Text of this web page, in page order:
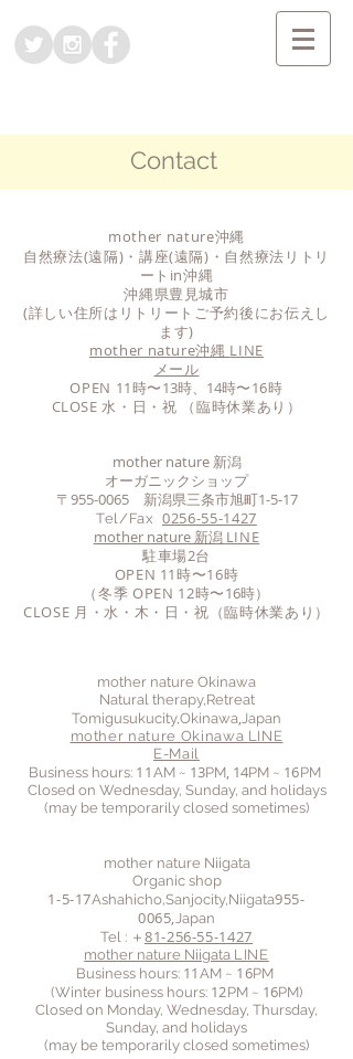
Contact
mother nature沖縄
自然療法(遠隔)・講座(遠隔)・自然療法リトリ
ートin沖縄
沖縄県豊見城市
(詳しい住所はリトリートご予約後にお伝えし
ます)
mother nature沖縄 LINE
メール
OPEN 11時〜13時、14時〜16時
​CLOSE 水・日・祝 （臨時休業あり）
mother nature 新潟
オーガニックショップ
〒955-0065
新潟県三条市旭町1-5-17
Tel/Fax0256-55-1427
mother nature 新潟 LINE
駐車場2台
OPEN 11時〜16時
（冬季 OPEN 12時〜16時）
​CLOSE 月・水・木・日・祝（臨時休業あり）
mother nature Okinawa
Natural therapy,Retreat
Tomigusukucity,Okinawa,Japan
mother nature Okinawa LINE
E-Mail
Business hours: 11 AM ~ 13PM, 14PM ~ 16PM
Closed on Wednesday, Sunday, and holidays
(may be temporarily closed sometimes)
mother nature Niigata
Organic shop
1-5-17Ashahicho,Sanjocity,Niigata955-
0065,Japan
Tel : ＋ 81-256-55-1427
mother nature Niigata LINE
Business hours: 11 AM ~ 16PM
(Winter business hours: 12PM ~ 16PM)
Closed on Monday, Wednesday, Thursday,
Sunday, and holidays
(may be temporarily closed sometimes)